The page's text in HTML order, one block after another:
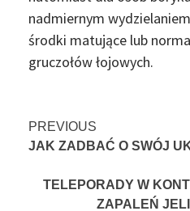
nadmiernym
środki matujące lub
gruczołów łojowych.
Continue
Reading
PREVIOUS
JAK ZADBAĆ O SWÓJ
TELEPORADY W
ZAPALEŃ